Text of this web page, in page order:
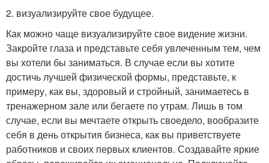
2. визуализируйте свое будущее.
Как можно чаще визуализируйте свое видение жизни.
Закройте глаза и представьте себя увлеченным тем, чем
вы хотели бы заниматься. В случае если вы хотите
достичь лучшей физической формы, представьте, к
примеру, как вы, здоровый и стройный, занимаетесь в
тренажерном зале или бегаете по утрам. Лишь в том
случае, если вы мечтаете открыть своедело, вообразите
себя в день открытия бизнеса, как вы приветствуете
работников и своих первых клиентов. Создавайте яркие